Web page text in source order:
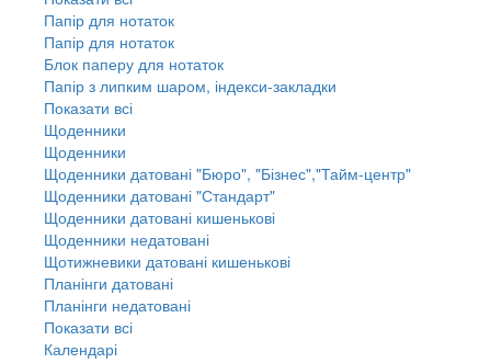
Папір для нотаток
Папір для нотаток
Блок паперу для нотаток
Папір з липким шаром, індекси-закладки
Показати всі
Щоденники
Щоденники
Щоденники датовані "Бюро", "Бізнес","Тайм-центр"
Щоденники датовані "Стандарт"
Щоденники датовані кишенькові
Щоденники недатовані
Щотижневики датовані кишенькові
Планінги датовані
Планінги недатовані
Показати всі
Календарі